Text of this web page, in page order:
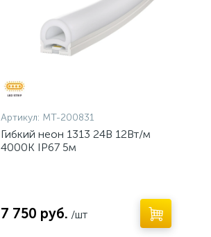
Артикул: MT-200831
Гибкий неон 1313 24В 12Вт/м
4000K IP67 5м
7 750 руб. /шт